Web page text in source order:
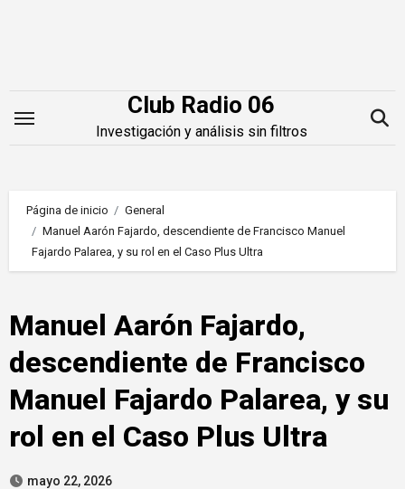
Club Radio 06
Investigación y análisis sin filtros
Página de inicio
General
Manuel Aarón Fajardo, descendiente de Francisco Manuel
Fajardo Palarea, y su rol en el Caso Plus Ultra
Manuel Aarón Fajardo,
descendiente de Francisco
Manuel Fajardo Palarea, y su
rol en el Caso Plus Ultra
mayo 22, 2026